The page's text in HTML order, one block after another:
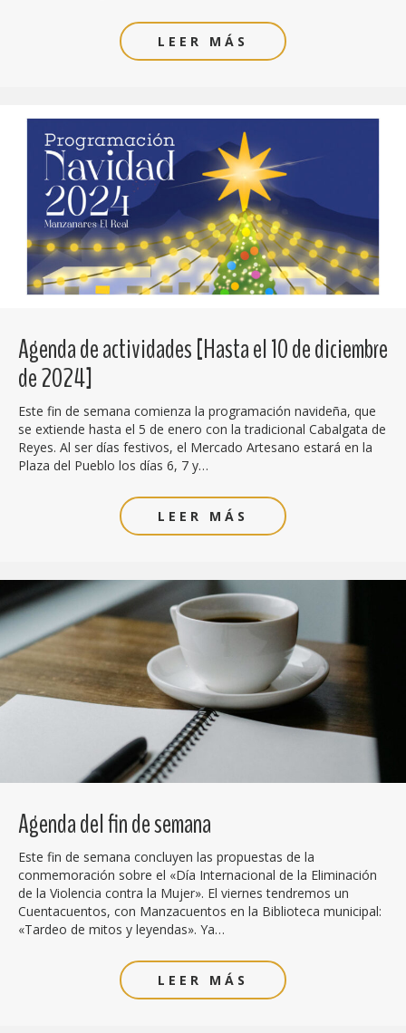
LEER MÁS
Agenda de actividades [Hasta el 10 de diciembre
de 2024]
Este fin de semana comienza la programación navideña, que
se extiende hasta el 5 de enero con la tradicional Cabalgata de
Reyes. Al ser días festivos, el Mercado Artesano estará en la
Plaza del Pueblo los días 6, 7 y…
LEER MÁS
Agenda del fin de semana
Este fin de semana concluyen las propuestas de la
conmemoración sobre el «Día Internacional de la Eliminación
de la Violencia contra la Mujer». El viernes tendremos un
Cuentacuentos, con Manzacuentos en la Biblioteca municipal:
«Tardeo de mitos y leyendas». Ya…
LEER MÁS